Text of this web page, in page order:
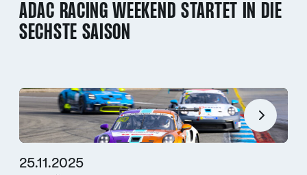
ADAC RACING WEEKEND STARTET IN DIE
SECHSTE SAISON
25.11.2025